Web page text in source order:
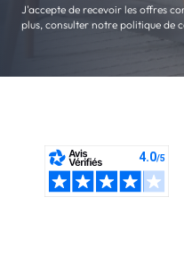
J'accepte de recevoir les offres
plus, consulter notre politique de